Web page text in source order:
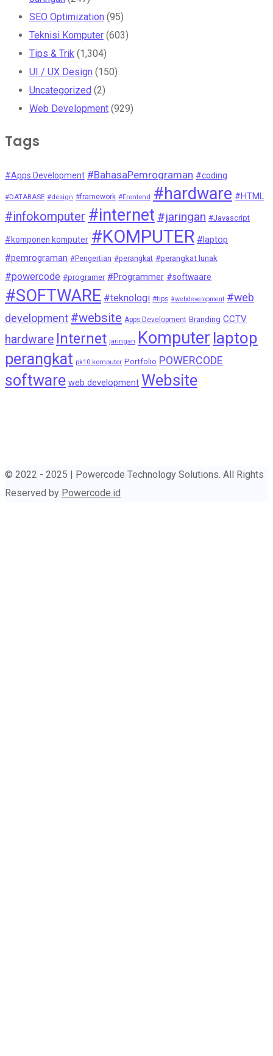
SEO Optimization (95)
Teknisi Komputer (603)
Tips & Trik (1,304)
UI / UX Design (150)
Uncategorized (2)
Web Development (929)
Tags
#Apps Development #BahasaPemrograman #coding
#DATABASE #design #framework #Frontend #hardware #HTML
#infokomputer #internet #jaringan #Javascript
#komponen komputer #KOMPUTER #laptop
#pemrograman #Pengertian #perangkat #perangkat lunak
#powercode #programer #Programmer #softwaare
#SOFTWARE #teknologi #tips #webdevelopment #web
development #website Apps Development Branding CCTV
hardware Internet jaringan Komputer laptop
perangkat pk10 komputer Portfolio POWERCODE
software web development Website
© 2022 - 2025 | Powercode Technology Solutions. All Rights
Reserved by Powercode.id